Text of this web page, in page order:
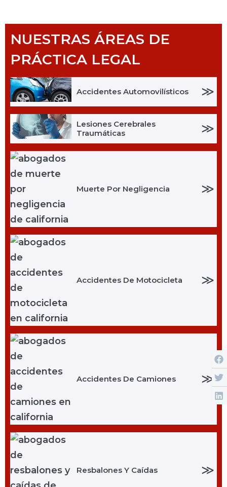
NUESTRAS ÁREAS DE
PRÁCTICA LEGAL
Accidentes Automovilísticos ≫
Lesiones Cerebrales
Traumáticas
≫
Muerte Por Negligencia ≫
Accidentes De Motocicleta ≫
Accidentes De Camiones ≫
Resbalones Y Caídas ≫